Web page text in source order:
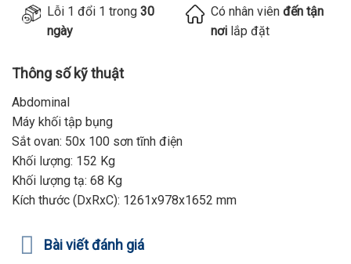
Lỗi 1 đổi 1 trong 30
ngày
Có nhân viên đến tận
nơilắp đặt
Thông số kỹ thuật
Abdominal
Máy khối tập bụng
Sắt ovan: 50x 100 sơn tĩnh điện
Khối lượng: 152 Kg
Khối lượng tạ: 68 Kg
Kích thước (DxRxC): 1261x978x1652 mm
Bài viết đánh giá